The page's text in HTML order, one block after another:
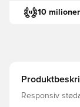
10
Responsiv